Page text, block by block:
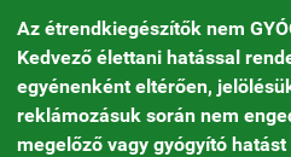
Az étrendkiegészítők nem
Kedvező élettani hatással
egyénenként eltérően,
reklámozásuk során nem
megelőző vagy gyógyító